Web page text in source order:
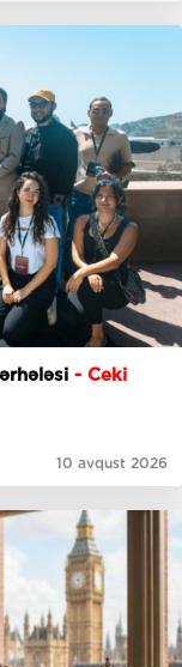
- Ceki
10 avqust 2026